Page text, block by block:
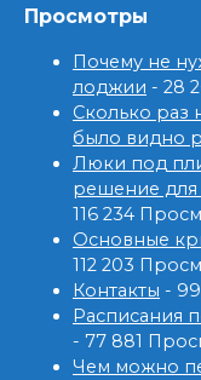
Просмотры
Почему не
лоджии - 28
Сколько раз
было видно
Люки под
решение для
116 234
Основные
112 203
Контакты -
Расписания
- 77 881
Чем можно